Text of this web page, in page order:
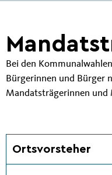
Bei den
Bürgerinnen und Bürger
Mandatsträgerinnen und
Ortsvorsteher